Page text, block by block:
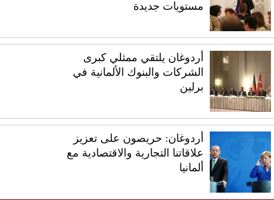
مستويات جديدة
أردوغان يلتقي ممثلي كبرى
الشركات والبنوك الألمانية في
برلين
أردوغان: حريصون على تعزيز
علاقاتنا التجارية والاقتصادية مع
ألمانيا